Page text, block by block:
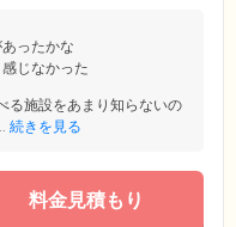
ったかな
じなかった
る施設をあまり知らないの
続きを見る
料金見積もり